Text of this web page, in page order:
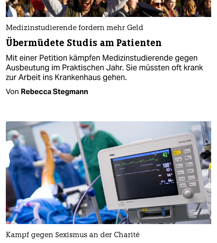
Medizinstudierende fordern mehr Geld
Übermüdete Studis am Patienten
Mit einer Petition kämpfen Medizinstudierende gegen
Ausbeutung im Praktischen Jahr. Sie müssten oft krank
zur Arbeit ins Krankenhaus gehen.
Von Rebecca Stegmann
Kampf gegen Sexismus an der Charité